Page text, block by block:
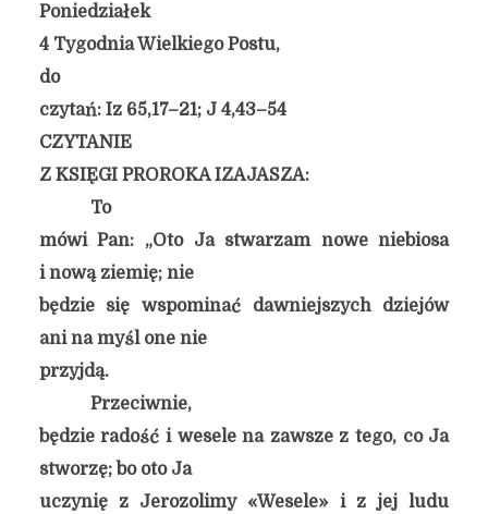
Poniedziałek
4 Tygodnia Wielkiego Postu,
do
czytań: Iz 65,17–21; J 4,43–54
CZYTANIE
Z KSIĘGI PROROKA IZAJASZA:
To
mówi Pan: „Oto Ja stwarzam nowe niebiosa
i nową ziemię; nie
będzie się wspominać dawniejszych dziejów
ani na myśl one nie
przyjdą.
Przeciwnie,
będzie radość i wesele na zawsze z tego, co Ja
stworzę; bo oto Ja
uczynię z Jerozolimy «Wesele» i z jej ludu